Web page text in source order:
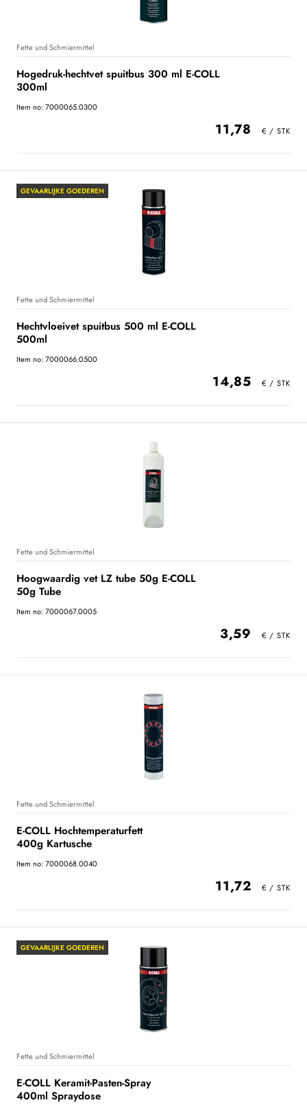
Fette und Schmiermittel
Hogedruk-hechtvet spuitbus 300 ml E-COLL
300ml
Item no: 7000065.0300
11,78
GEVAARLIJKE GOEDEREN
Fette und Schmiermittel
Hechtvloeivet spuitbus 500 ml E-COLL
500ml
Item no: 7000066.0500
14,85
Fette und Schmiermittel
Hoogwaardig vet LZ tube 50g E-COLL
50g Tube
Item no: 7000067.0005
3,59
Fette und Schmiermittel
E-COLL Hochtemperaturfett
400g Kartusche
Item no: 7000068.0040
11,72
GEVAARLIJKE GOEDEREN
Fette und Schmiermittel
E-COLL Keramit-Pasten-Spray
400ml Spraydose